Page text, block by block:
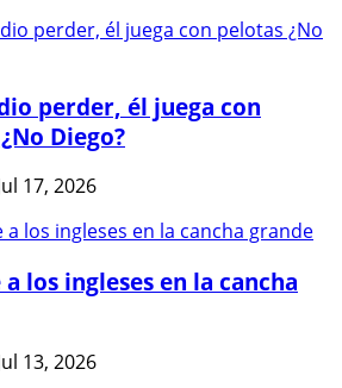
perder, él juega con
Diego?
17, 2026
los ingleses en la cancha
13, 2026